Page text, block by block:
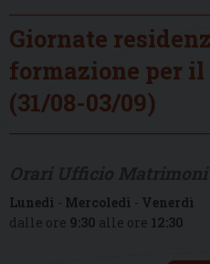
Giornate
formazione per il
(31/08-03/09)
Lunedì - Mercoledì - Venerdì
dalle ore 9:30 alle ore 12:30